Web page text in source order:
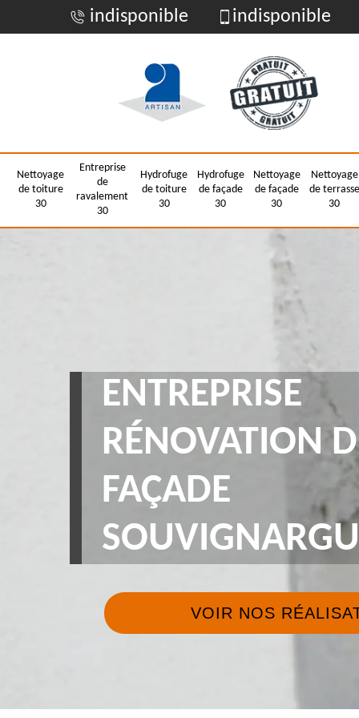
indisponible indisponible
Nettoyage
de toiture
30
Entreprise
de
ravalement
30
Hydrofuge
de toiture
30
Hydrofuge
de façade
30
Nettoyage
de façade
30
Nettoyage
de terrasse
30
ENTREPRISE
RÉNOVATION
FAÇADE
VOIR NOS